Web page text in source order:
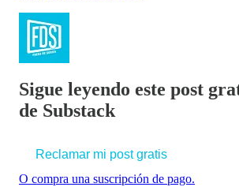
Sigue leyendo este post
de Substack
Reclamar mi post gratis
O compra una suscripción de pago.